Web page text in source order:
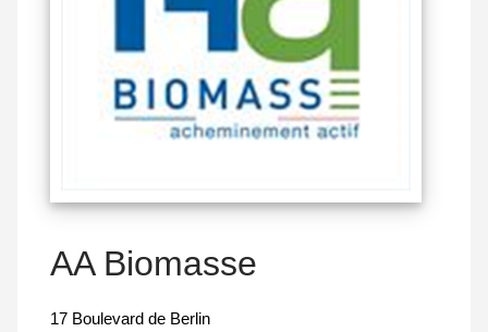
AA Biomasse
17 Boulevard de Berlin